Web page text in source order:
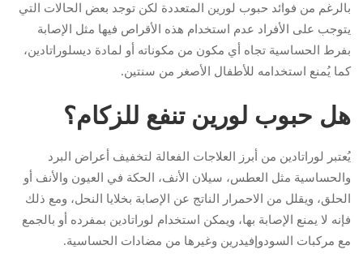
بالرغم من فوائد حبوب لورين المتعددة لكن توجد بعض الحالات التي
يتوجب على الأفراد عدم استخدام هذه الأقراص فيها مثل الإصابة
بفرط الحساسية تجاه أي مكون من مكوناته أو لمادة ديسلوراتادين،
كما يُمنع استخدامه للأطفال الأصغر من سنتين.
هل حبوب لورين تنفع للزكام؟
يُعتبر لوراتادين من أبرز العلاجات الفعالة لتخفيف أعراض البرد
والحساسية مثل العطس، سيلان الأنف، الحكة في العيون والأنف أو
الحلق، ويقلل من الاحمرار الناتج عن الإصابة بخلايا النحل، ومع ذلك
فإنه لا يمنع الإصابة بها، ويمكن استخدام لوراتادين بمفرده أو بالجمع
مع مركبات السودوإفيدرين وغيرها من مضادات الحساسية.